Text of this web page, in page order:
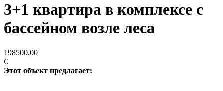
3+1 квартира в комплексе с
бассейном возле леса
198500,00
€
Этот объект предлагает: